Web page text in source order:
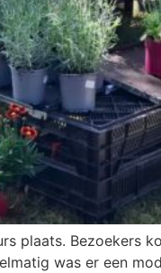
plaats. Bezoekers
was er een